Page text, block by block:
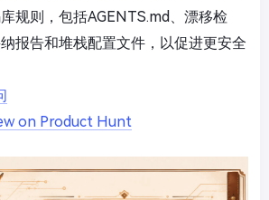
规则，包括AGENTS.md、漂移检
报告和堆栈配置文件，以促进更安全
on Product Hunt